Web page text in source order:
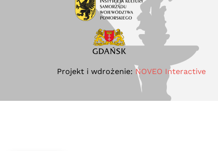
Projekt i wdrożenie: NOVEO Interactive